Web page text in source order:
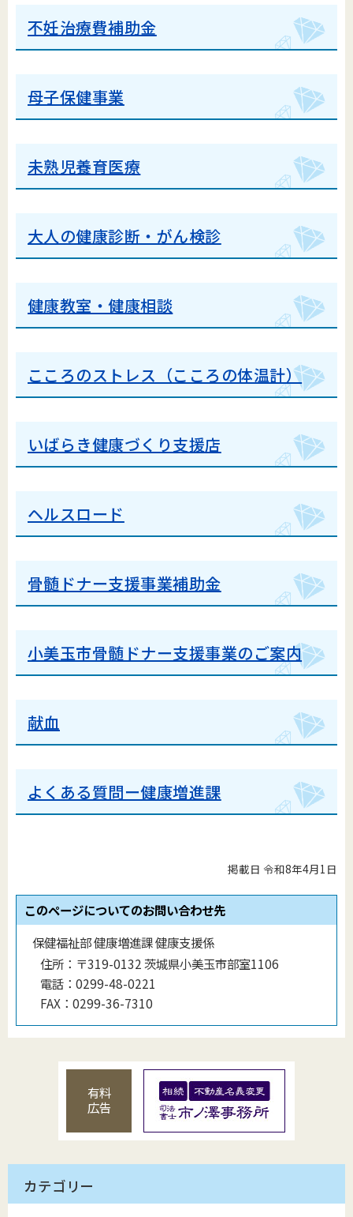
不妊治療費補助金
母子保健事業
未熟児養育医療
大人の健康診断・がん検診
健康教室・健康相談
こころのストレス（こころの体温計）
いばらき健康づくり支援店
ヘルスロード
骨髄ドナー支援事業補助金
小美玉市骨髄ドナー支援事業のご案内
献血
よくある質問ー健康増進課
掲載日 令和8年4月1日
このページについてのお問い合わせ先
保健福祉部 健康増進課 健康支援係
住所： 〒319-0132 茨城県小美玉市部室1106
電話： 0299-48-0221
FAX： 0299-36-7310
有料
広告
カテゴリー